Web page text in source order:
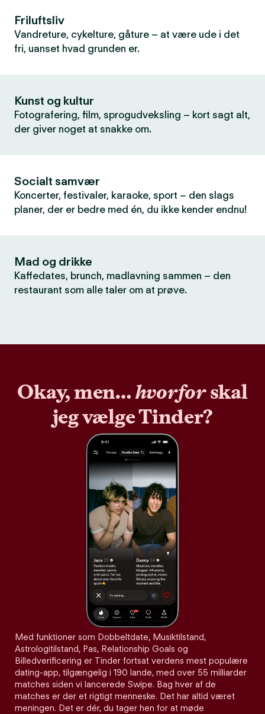
Friluftsliv
Vandreture, cykelture, gåture – at være ude i det
fri, uanset hvad grunden er.
Kunst og kultur
Fotografering, film, sprogudveksling – kort sagt alt,
der giver noget at snakke om.
Socialt samvær
Koncerter, festivaler, karaoke, sport – den slags
planer, der er bedre med én, du ikke kender endnu!
Mad og drikke
Kaffedates, brunch, madlavning sammen – den
restaurant som alle taler om at prøve.
Okay, men…hvorforskal
jeg vælge Tinder?
Med funktioner som Dobbeltdate, Musiktilstand,
Astrologitilstand, Pas, Relationship Goals og
Billedverificering er Tinder fortsat verdens mest populære
dating-app, tilgængelig i 190 lande, med over 55 milliarder
matches siden vi lancerede Swipe. Bag hver af de
matches er der et rigtigt menneske. Det har altid været
meningen. Det er dér, du tager hen for at møde